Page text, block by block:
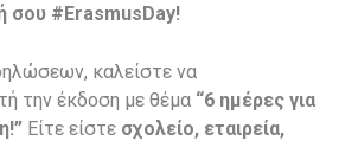
σου #ErasmusDay!
καλείστε να
την έκδοση με θέμα “6 ημέρες για
Είτε είστε σχολείο, εταιρεία,